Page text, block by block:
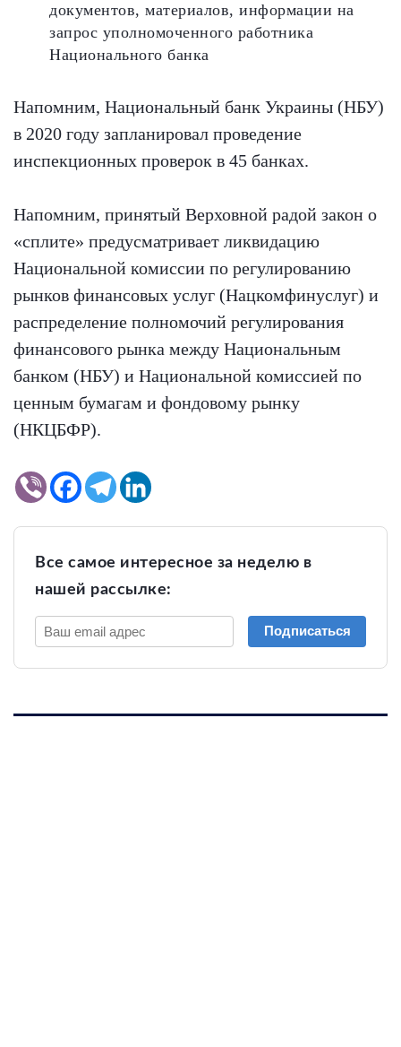
документов, материалов, информации на
запрос уполномоченного работника
Национального банка
Напомним, Национальный банк Украины (НБУ)
в 2020 году запланировал проведение
инспекционных проверок в 45 банках.
Напомним, принятый Верховной радой закон о
«сплите» предусматривает ликвидацию
Национальной комиссии по регулированию
рынков финансовых услуг (Нацкомфинуслуг) и
распределение полномочий регулирования
финансового рынка между Национальным
банком (НБУ) и Национальной комиссией по
ценным бумагам и фондовому рынку
(НКЦБФР).
Все самое интересное за неделю в
нашей рассылке:
Подписаться